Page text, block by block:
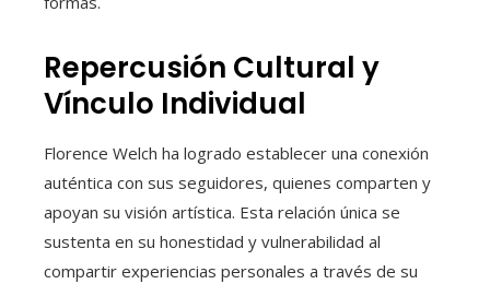
Repercusión Cultural y
Vínculo Individual
Florence Welch ha logrado establecer una conexión
auténtica con sus seguidores, quienes comparten y
apoyan su visión artística. Esta relación única se
sustenta en su honestidad y vulnerabilidad al
compartir experiencias personales a través de su